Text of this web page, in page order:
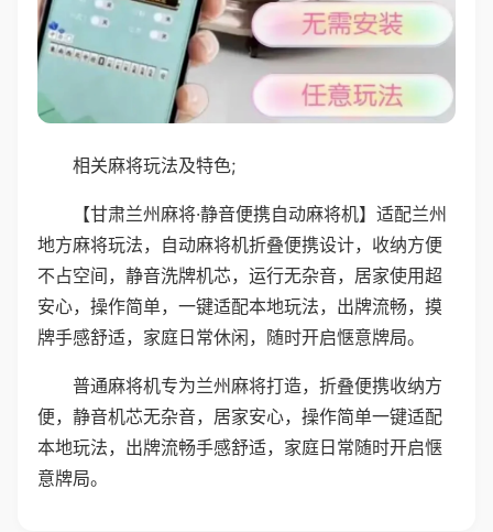
相关麻将玩法及特色;
【甘肃兰州麻将·静音便携自动麻将机】适配兰州
地方麻将玩法，自动麻将机折叠便携设计，收纳方便
不占空间，静音洗牌机芯，运行无杂音，居家使用超
安心，操作简单，一键适配本地玩法，出牌流畅，摸
牌手感舒适，家庭日常休闲，随时开启惬意牌局。
普通麻将机专为兰州麻将打造，折叠便携收纳方
便，静音机芯无杂音，居家安心，操作简单一键适配
本地玩法，出牌流畅手感舒适，家庭日常随时开启惬
意牌局。